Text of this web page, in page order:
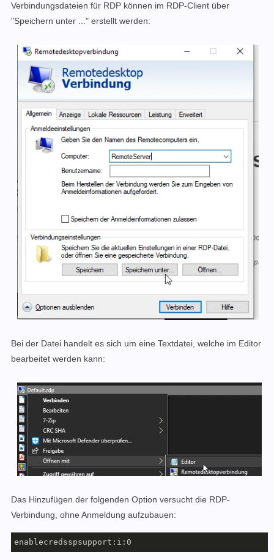
Verbindungsdateien für RDP können im RDP-Client über
"Speichern unter ..." erstellt werden:
Bei der Datei handelt es sich um eine Textdatei, welche im Editor
bearbeitet werden kann:
Das Hinzufügen der folgenden Option versucht die RDP-
Verbindung, ohne Anmeldung aufzubauen:
enablecredsspsupport:i:0